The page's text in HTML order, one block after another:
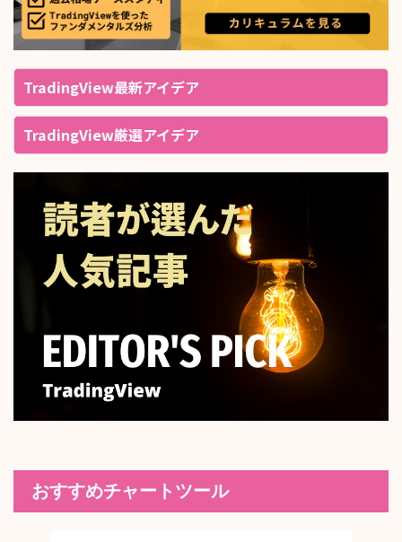
TradingView最新アイデア
TradingView厳選アイデア
おすすめチャートツール